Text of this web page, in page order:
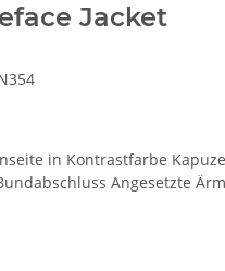
Jacket
in Kontrastfarbe
Angesetzte